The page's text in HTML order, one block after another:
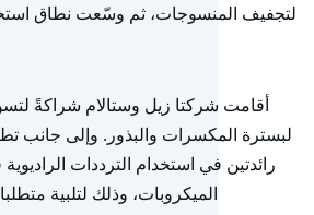
لتجفيف المنسوجات، ثم وسّعت نطاق
أقامت شركتا زيل وستالام شراكةً
لبسترة المكسرات والبذور. وإلى جانب
رائدتين في استخدام الترددات
الميكروبات، وذلك لتلبية